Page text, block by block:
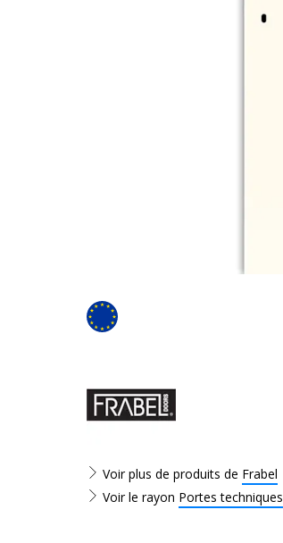
Voir plus de produits de Frabel
Voir le rayon Portes techniques